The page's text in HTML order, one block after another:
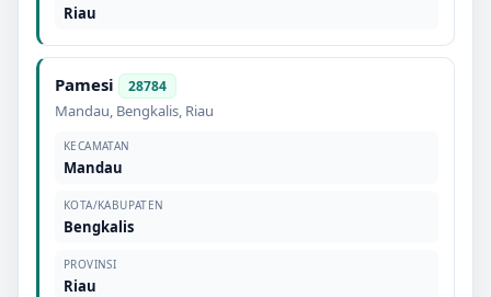
Riau
Pamesi 28784
Mandau, Bengkalis, Riau
KECAMATAN
Mandau
KOTA/KABUPATEN
Bengkalis
PROVINSI
Riau